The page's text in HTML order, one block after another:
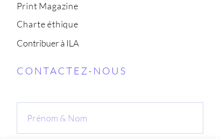
Print Magazine
Charte éthique
Contribuer à ILA
CONTACTEZ-NOUS